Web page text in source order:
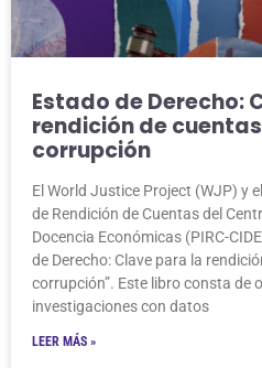
Estado de Derecho:
rendición de
corrupción
El World Justice Project (WJP) y
de Rendición de Cuentas del
Docencia Económicas (PIRC-
de Derecho: Clave para la
corrupción”. Este libro consta de
investigaciones con datos
LEER MÁS »